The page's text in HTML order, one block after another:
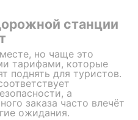
станции
но чаще это
тарифами, которые
поднять для туристов.
а
заказа часто влечёт
ожидания.